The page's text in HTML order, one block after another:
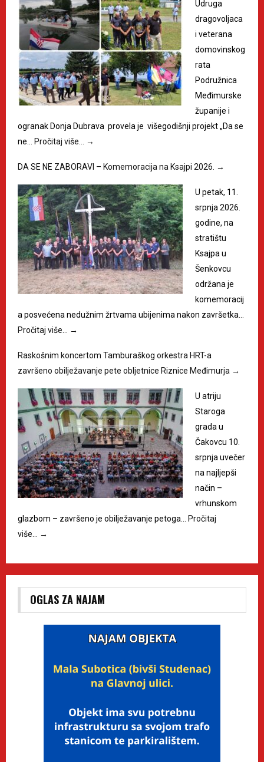
Udruga
dragovoljaca
i veterana
domovinskog
rata
Podružnica
Međimurske
županije i
ogranak Donja Dubrava provela je višegodišnji projekt „Da se
ne… Pročitaj više… →
DA SE NE ZABORAVI – Komemoracija na Ksajpi 2026. →
U petak, 11.
srpnja 2026.
godine, na
stratištu
Ksajpa u
Šenkovcu
održana je
komemoracij
a posvećena nedužnim žrtvama ubijenima nakon završetka…
Pročitaj više… →
Raskošnim koncertom Tamburaškog orkestra HRT-a
završeno obilježavanje pete obljetnice Riznice Međimurja →
U atriju
Staroga
grada u
Čakovcu 10.
srpnja uvečer
na najljepši
način –
vrhunskom
glazbom – završeno je obilježavanje petoga… Pročitaj
više… →
OGLAS ZA NAJAM